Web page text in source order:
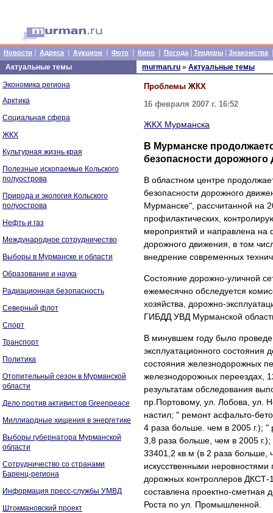
Новости Адреса Аукцион Фото Кино Погода Тендеры Знакомства
Актуальные темы
Экономика региона
Арктика
Социальная сфера
ЖКХ
Культурная жизнь края
Полезные ископаемые Кольского
полуострова
Природа и экология Кольского
полуострова
Нефть и газ
Международное сотрудничество
Выборы в Мурманске и области
Образование и наука
Радиационная безопасность
Северный флот
Спорт
Транспорт
Политика
Отопительный сезон в Мурманской
области
Дело против активистов Greenpeace
Миллиардные хищения в энергетике
Выборы губернатора Мурманской
области
Сотрудничество со странами
Баренц-региона
Информация пресс-службы УМВД
Штокмановский проект
murman.ru » Актуальные темы
Проблемы ЖКХ
16 февраля 2007 г. 16:52
ЖКХ Мурманска
В Мурманске
безопасности дорожного
В областном центре
безопасности дорожного
Мурманске", рассчитанной на
профилактических,
мероприятий и направлена на
дорожного движения, в том
внедрение современных
Состояние дорожно-уличной
ежемесячно обследуется
хозяйства, дорожно-
ГИБДД УВД Мурманской
В минувшем году было
эксплуатационного состояния
состояния железнодорожных
железнодорожных переездах,
результатам обследования
пр.Портовому, ул. Лобова, ул.
настил; " ремонт асфальто-
4 раза больше. чем в 2005 г.);
3,8 раза больше, чем в 2005
33401,2 кв.м (в 2 раза больше,
искусственными
дорожных контроллеров ДКСТ-
составлена проектно-сметная
Роста по ул. Промышленной.